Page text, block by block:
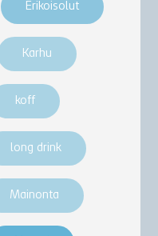
Erikoisolut
Karhu
koff
long drink
Mainonta